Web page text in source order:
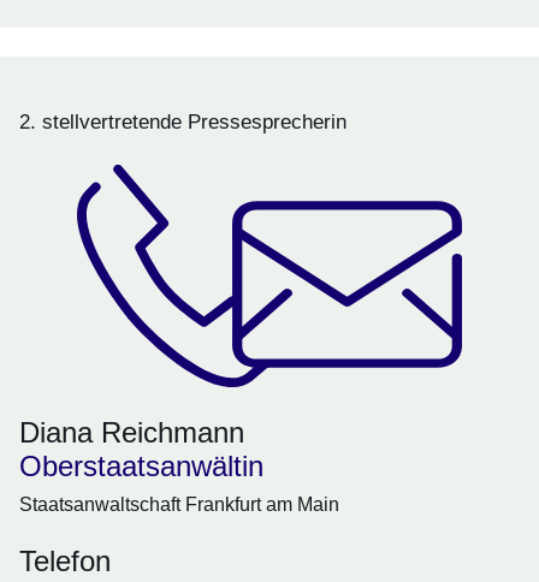
2. stellvertretende Pressesprecherin
Diana Reichmann
Oberstaatsanwältin
Staatsanwaltschaft Frankfurt am Main
Telefon